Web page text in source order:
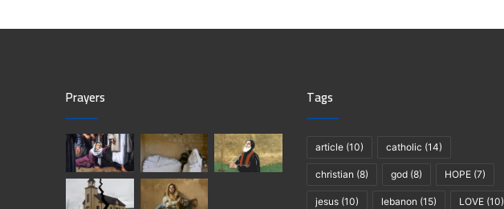
Prayers Tags
article (10) catholic (14)
christian (8) god (8) HOPE (7)
jesus (10) lebanon (15) LOVE (10)